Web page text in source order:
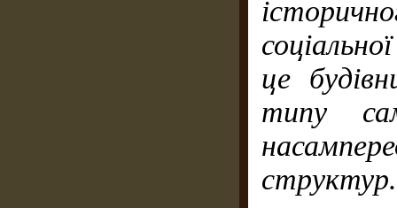
це
типу
структур.